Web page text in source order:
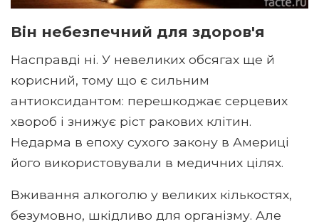
Він небезпечний для здоров'я
Насправді ні. У невеликих обсягах ще й
корисний, тому що є сильним
антиоксидантом: перешкоджає серцевих
хвороб і знижує ріст ракових клітин.
Недарма в епоху сухого закону в Америці
його використовували в медичних цілях.
Вживання алкоголю у великих кількостях,
безумовно, шкідливо для організму. Але